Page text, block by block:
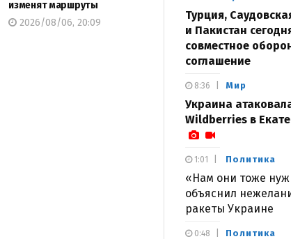
изменят маршруты
2026/08/06, 20:09
Турция,
и Пакистан
совместное
соглашение
Мир
Украина
Wildberries в
8:36
Политика
«Нам они тоже
объяснил
ракеты Украине
1:01
Политика
0:48